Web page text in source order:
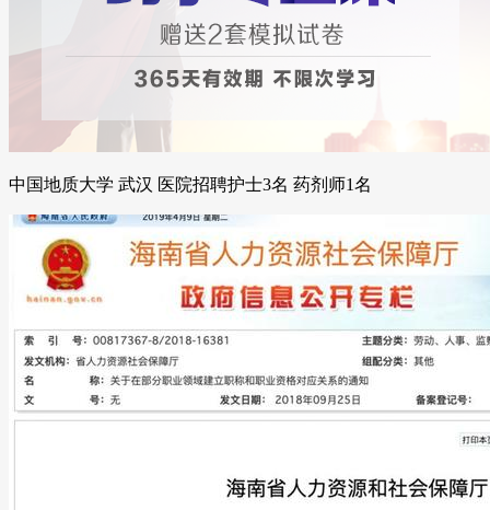
中国地质大学 武汉 医院招聘护士3名 药剂师1名